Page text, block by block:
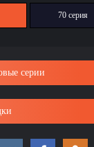
70 серия
серии